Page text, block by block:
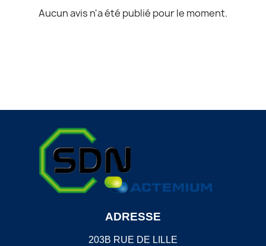
Aucun avis n'a été publié pour le moment.
ADRESSE
203B RUE DE LILLE